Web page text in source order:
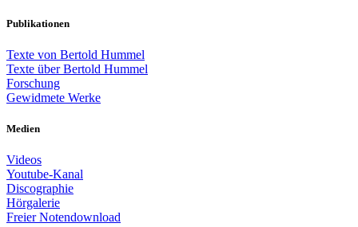
Publikationen
Texte von Bertold Hummel
Texte über Bertold Hummel
Forschung
Gewidmete Werke
Medien
Videos
Youtube-Kanal
Discographie
Hörgalerie
Freier Notendownload